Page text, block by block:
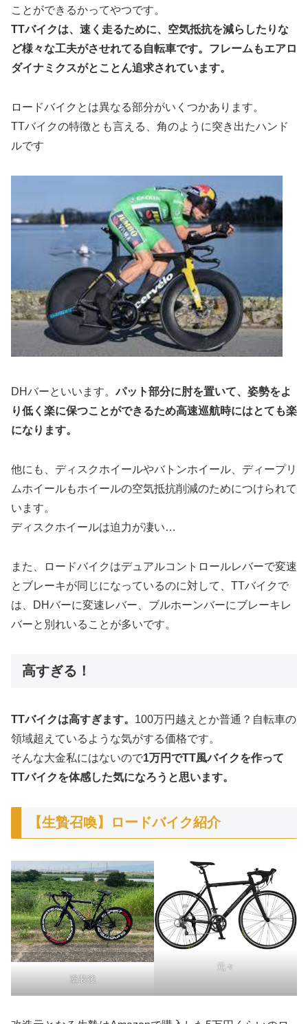
ことができるかってやつです。
TTバイクは、速く走るために、空気抵抗を減らしたりな
ど様々な工夫がさせれてる自転車です。フレームもエアロ
ダイナミクスがとことん追求されています。
ロードバイクとは異なる部分がいくつかあります。
TTバイクの特徴とも言える、角のように突き出たハンド
ルです
DHバーといいます。パット部分に肘を置いて、姿勢をよ
り低く楽に保つことができるため高速巡航時にはとても楽
になります。
他にも、ディスクホイールやバトンホイール、ディープリ
ムホイールもホイールの空気抵抗削減のためにつけられて
います。
ディスクホイールは迫力が凄い…
また、ロードバイクはデュアルコントロールレバーで変速
とブレーキが同じになっているのに対して、TTバイクで
は、DHバーに変速レバー、ブルホーンバーにブレーキレ
バーと別れいることが多いです。
高すぎる！
TTバイクは高すぎます。 100万円越えとか普通？自転車の
領域超えているような気がする価格です。
そんな大金私にはないので1万円でTT風バイクを作って
TTバイクを体感した気になろうと思います。
【生贄召喚】ロードバイク紹介
塗装後
元々